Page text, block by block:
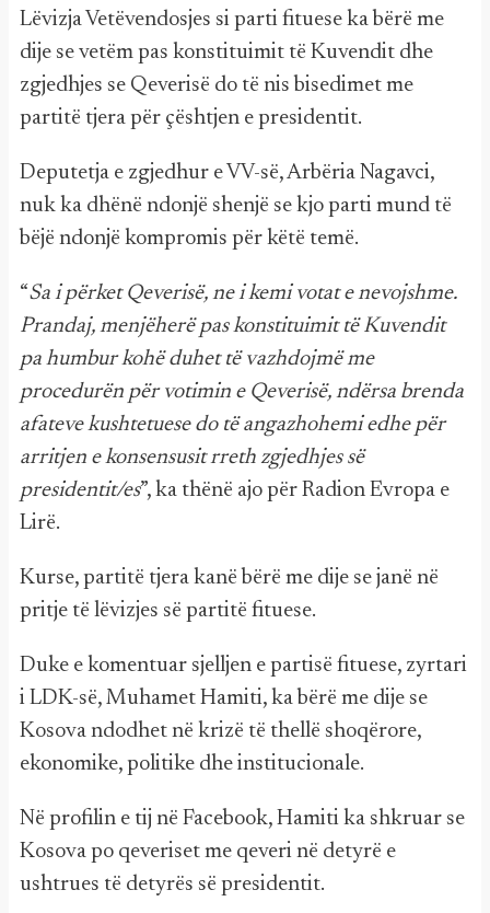
Lëvizja Vetëvendosjes si parti fituese ka bërë me
dije se vetëm pas konstituimit të Kuvendit dhe
zgjedhjes se Qeverisë do të nis bisedimet me
partitë tjera për çështjen e presidentit.
Deputetja e zgjedhur e VV-së, Arbëria Nagavci,
nuk ka dhënë ndonjë shenjë se kjo parti mund të
bëjë ndonjë kompromis për këtë temë.
“Sa i përket Qeverisë, ne i kemi votat e nevojshme.
Prandaj, menjëherë pas konstituimit të Kuvendit
pa humbur kohë duhet të vazhdojmë me
procedurën për votimin e Qeverisë, ndërsa brenda
afateve kushtetuese do të angazhohemi edhe për
arritjen e konsensusit rreth zgjedhjes së
presidentit/es”, ka thënë ajo për Radion Evropa e
Lirë.
Kurse, partitë tjera kanë bërë me dije se janë në
pritje të lëvizjes së partitë fituese.
Duke e komentuar sjelljen e partisë fituese, zyrtari
i LDK-së, Muhamet Hamiti, ka bërë me dije se
Kosova ndodhet në krizë të thellë shoqërore,
ekonomike, politike dhe institucionale.
Në profilin e tij në Facebook, Hamiti ka shkruar se
Kosova po qeveriset me qeveri në detyrë e
ushtrues të detyrës së presidentit.